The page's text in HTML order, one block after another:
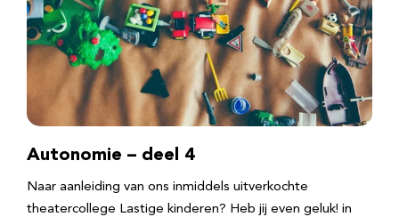
Autonomie – deel 4
Naar aanleiding van ons inmiddels uitverkochte
theatercollege Lastige kinderen? Heb jij even geluk! in